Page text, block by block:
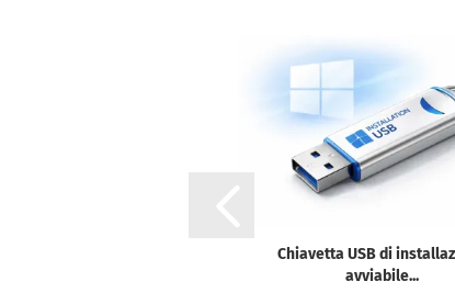
Chiavetta USB di
avviabile...